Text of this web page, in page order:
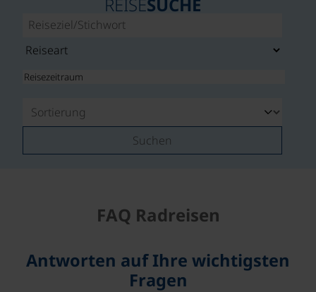
Suchen
FAQ Radreisen
Antworten auf Ihre wichtigsten
Fragen